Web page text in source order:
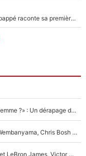
«Je ne sais pas pourquoi j’ai dit ça...» : Kylian Mbappé raconte sa première rencontre avec Zinédine Zidane (et c’est très drôle)
«LeBron James, as-tu déjà eu envie d’être une femme ?» : Un dérapage de Donald Trump sur la superstar de la NBA refait surface
NBA - Victime d'une thrombose comme Victor Wembanyama, Chris Bosh prévient le Français des risques sur sa santé : «J’ai failli mourir sur le coup et j’ai été ramené à la vie»
De la NBA au cinéma : Comme Michael Jordan et LeBron James, Victor Wembanyama rêve d'une carrière d'acteur !